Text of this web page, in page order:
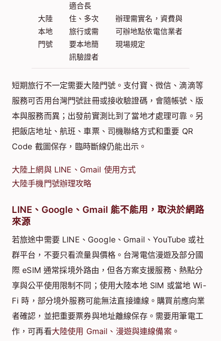
大陸
本地
門號
適合長
住、多次
旅行或需
要本地簡
訊驗證者
辦理需實名，資費與
可辦地點依電信業者
現場規定
短期旅行不一定需要大陸門號。支付寶、微信、滴滴等
服務可否用台灣門號註冊或接收驗證碼，會隨帳號、版
本與服務而異；出發前實測比到了當地才處理可靠。另
把飯店地址、航班、車票、司機聯絡方式和重要 QR
Code 截圖保存，臨時斷線仍能出示。
大陸上網與 LINE、Gmail 使用方式
大陸手機門號辦理攻略
LINE、Google、Gmail 能不能用，取決於網路
來源
若旅途中需要 LINE、Google、Gmail、YouTube 或社
群平台，不要只看流量與價格。台灣電信漫遊及部分國
際 eSIM 通常採境外路由，但各方案支援服務、熱點分
享與公平使用限制不同；使用大陸本地 SIM 或當地 Wi-
Fi 時，部分境外服務可能無法直接連線。購買前應向業
者確認，並把重要票券與地址離線保存。需要用筆電工
作，可再看大陸使用 Gmail、漫遊與連線備案。